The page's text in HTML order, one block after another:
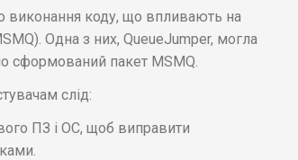
виконання коду, що впливають на
Одна з них, QueueJumper, могла
сформований пакет MSMQ.
слід:
ПЗ і ОС, щоб виправити